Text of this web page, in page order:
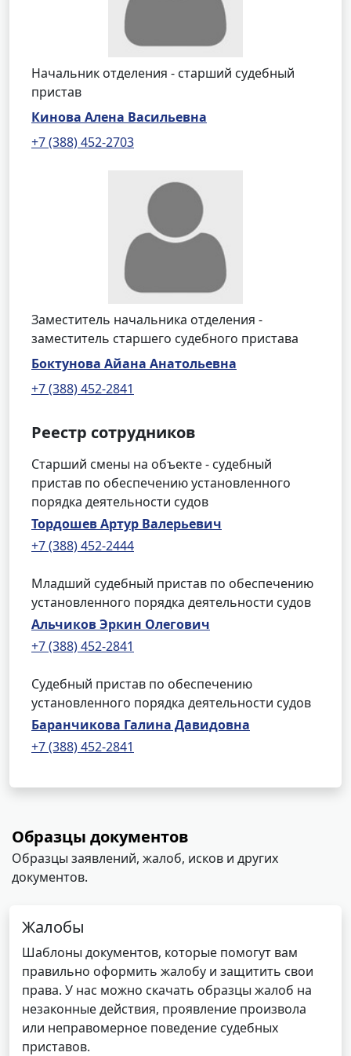
Начальник отделения - старший судебный
пристав
Кинова Алена Васильевна
+7 (388) 452-2703
Заместитель начальника отделения -
заместитель старшего судебного пристава
Боктунова Айана Анатольевна
+7 (388) 452-2841
Реестр сотрудников
Старший смены на объекте - судебный
пристав по обеспечению установленного
порядка деятельности судов
Тордошев Артур Валерьевич
+7 (388) 452-2444
Младший судебный пристав по обеспечению
установленного порядка деятельности судов
Альчиков Эркин Олегович
+7 (388) 452-2841
Судебный пристав по обеспечению
установленного порядка деятельности судов
Баранчикова Галина Давидовна
+7 (388) 452-2841
Образцы документов
Образцы заявлений, жалоб, исков и других
документов.
Жалобы
Шаблоны документов, которые помогут вам
правильно оформить жалобу и защитить свои
права. У нас можно скачать образцы жалоб на
незаконные действия, проявление произвола
или неправомерное поведение судебных
приставов.